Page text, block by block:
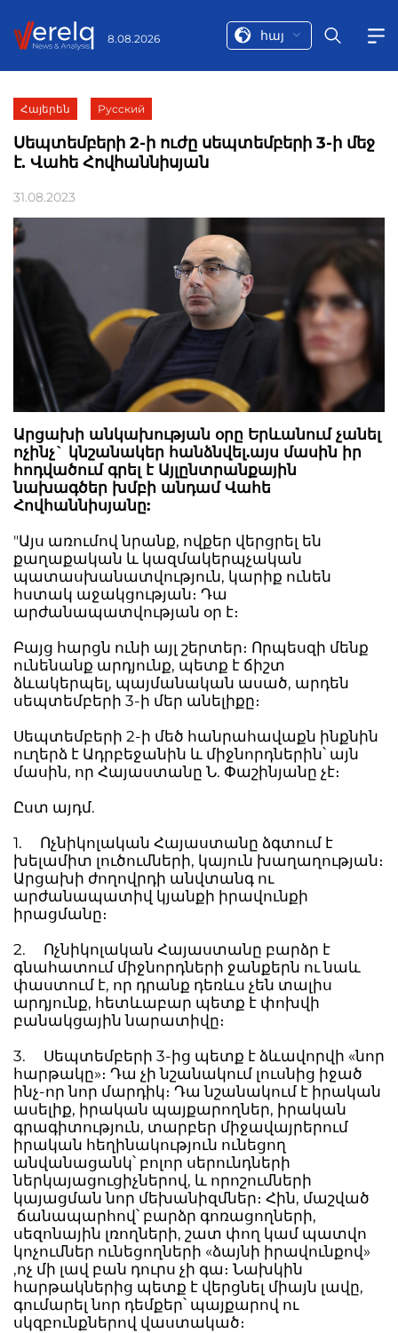
8.08.2026 հայ
Հայերեն Русский
Սեպտեմբերի 2-ի ուժը սեպտեմբերի 3-ի մեջ
է. Վահե Հովհաննիսյան
31.08.2023
Արցախի անկախության օրը Երևանում չանել
ոչինչ` կնշանակեր հանձնվել.այս մասին իր
հոդվածում գրել է Այլընտրանքային
նախագծեր խմբի անդամ Վահե
Հովհաննիսյանը:
"Այս առումով նրանք, ովքեր վերցրել են
քաղաքական և կազմակերպչական
պատասխանատվություն, կարիք ունեն
հստակ աջակցության։ Դա
արժանապատվության օր է։
Բայց հարցն ունի այլ շերտեր։ Որպեսզի մենք
ունենանք արդյունք, պետք է ճիշտ
ձևակերպել, պայմանական ասած, արդեն
սեպտեմբերի 3-ի մեր անելիքը։
Սեպտեմբերի 2-ի մեծ հանրահավաքն ինքնին
ուղերձ է Ադրբեջանին և միջնորդներին՝ այն
մասին, որ Հայաստանը Ն. Փաշինյանը չէ։
Ըստ այդմ.
1. Ոչնիկոլական Հայաստանը ձգտում է
խելամիտ լուծումների, կայուն խաղաղության։
Արցախի ժողովրդի անվտանգ ու
արժանապատիվ կյանքի իրավունքի
իրացմանը։
2. Ոչնիկոլական Հայաստանը բարձր է
գնահատում միջնորդների ջանքերն ու նաև
փաստում է, որ դրանք դեռևս չեն տալիս
արդյունք, հետևաբար պետք է փոխվի
բանակցային նարատիվը։
3. Սեպտեմբերի 3-ից պետք է ձևավորվի «նոր
հարթակը»։ Դա չի նշանակում լուսնից իջած
ինչ-որ նոր մարդիկ։ Դա նշանակում է իրական
ասելիք, իրական պայքարողներ, իրական
գրագիտություն, տարբեր միջավայրերում
իրական հեղինակություն ունեցող
անվանացանկ՝ բոլոր սերունդների
ներկայացուցիչներով, և որոշումների
կայացման նոր մեխանիզմներ։ Հին, մաշված
ճանապարհով՝ բարձր գոռացողների,
սեզոնային լռողների, շատ փող կամ պատվո
կոչումներ ունեցողների «ձայնի իրավունքով»
,ոչ մի լավ բան դուրս չի գա։ Նախկին
հարթակներից պետք է վերցնել միայն լավը,
գումարել նոր դեմքեր՝ պայքարով ու
սկզբունքներով վաստակած։